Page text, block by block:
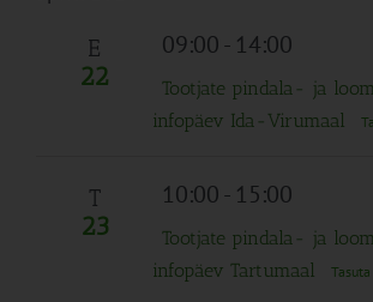
E
22
09:00- 14:00
Tootjate pindala- ja
infopäev Ida-Virumaal
T
23
10:00- 15:00
Tootjate pindala- ja
infopäev Tartumaal
Tasuta